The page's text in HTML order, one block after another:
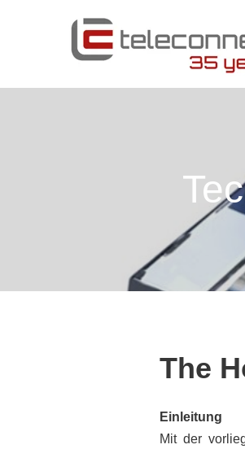
The
Einleitung
Mit der